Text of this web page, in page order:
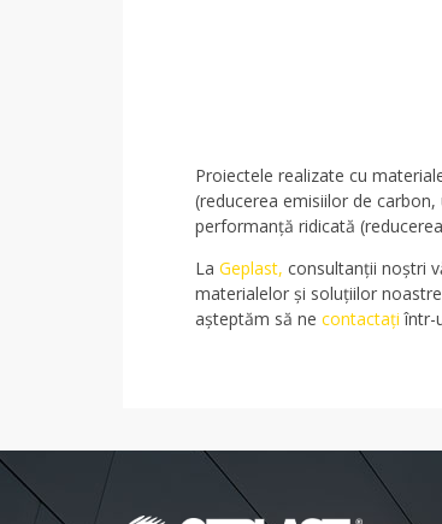
Proiectele realizate cu
(reducerea emisiilor de
performanță ridicată
La Geplast, consultanții noștri
materialelor și soluțiilor
așteptăm să ne contactați într-